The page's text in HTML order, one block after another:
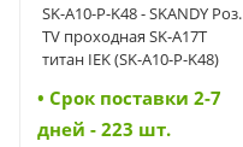
SK-A10-P-K48 - SKANDY Роз.
TV проходная SK-A17T
титан IEK (SK-A10-P-K48)
• Cрок поставки 2-7
дней - 223 шт.